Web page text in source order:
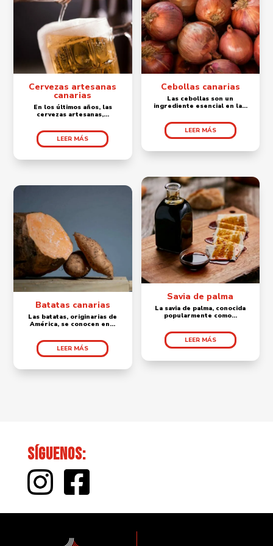
Cervezas artesanas
canarias
En los últimos años, las
cervezas artesanas,...
LEER MÁS
Batatas canarias
Las batatas, originarias de
América, se conocen en...
LEER MÁS
Cebollas canarias
Las cebollas son un
ingrediente esencial en la...
LEER MÁS
Savia de palma
La savia de palma, conocida
popularmente como...
LEER MÁS
Síguenos: